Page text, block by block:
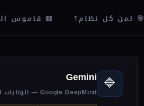
🎯 لمن كل نظام؟ 📖 قاموس
🔷
Gemini
Google DeepMind — الولايات المتحدة